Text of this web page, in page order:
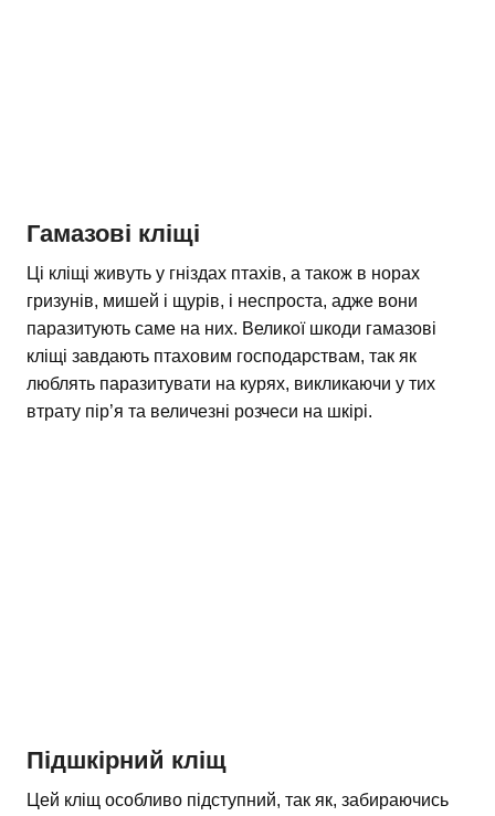
Гамазові кліщі
Ці кліщі живуть у гніздах птахів, а також в норах
гризунів, мишей і щурів, і неспроста, адже вони
паразитують саме на них. Великої шкоди гамазові
кліщі завдають птаховим господарствам, так як
люблять паразитувати на курях, викликаючи у тих
втрату пір’я та величезні розчеси на шкірі.
Підшкірний кліщ
Цей кліщ особливо підступний, так як, забираючись